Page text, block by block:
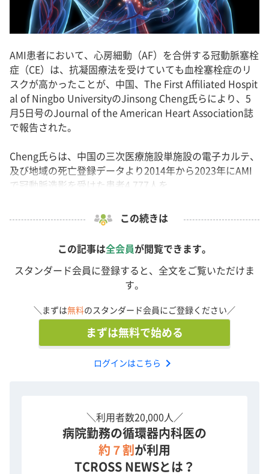
AMI患者において、心房細動（AF）を合併する冠動脈塞栓
症（CE）は、抗凝固療法を受けていても血栓塞栓症のリ
スクが高かったことが、中国、The First Affiliated Hospit
al of Ningbo UniversityのJinsong Cheng氏らにより、5
月5日号のJournal of the American Heart Association誌
で報告された。
Cheng氏らは、中国の三次医療施設単施設の電子カルテ、
及び地域の死亡登録データより2014年から2023年にAMI
で冠動脈造影を受けた患者4,777人を...
この続きは
この記事は全会員が閲覧できます。
スタンダード会員に登録すると、全文をご覧いただけま
す。
＼まずは無料のスタンダード会員にご登録ください／
まずは無料で始める
ログインはこちら chevron_right
＼利用者数20,000人／
病院勤務の循環器内科医の
約７割 が利用
TCROSS NEWSとは？